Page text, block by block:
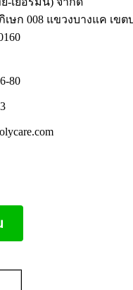
ษก 008 แขวงบางแค เขต
80